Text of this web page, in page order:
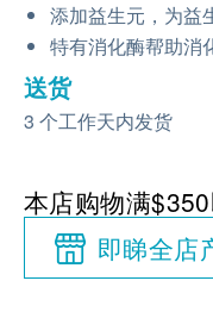
添加益生元，为益
特有消化酶帮助消
送货
3 个工作天内发货
本店购物满
即睇全店